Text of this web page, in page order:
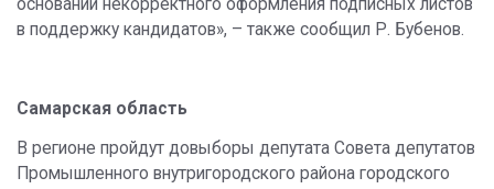
основании некорректного оформления подписных листов
в поддержку кандидатов», – также сообщил Р. Бубенов.
Самарская область
В регионе пройдут довыборы депутата Совета депутатов
Промышленного внутригородского района городского